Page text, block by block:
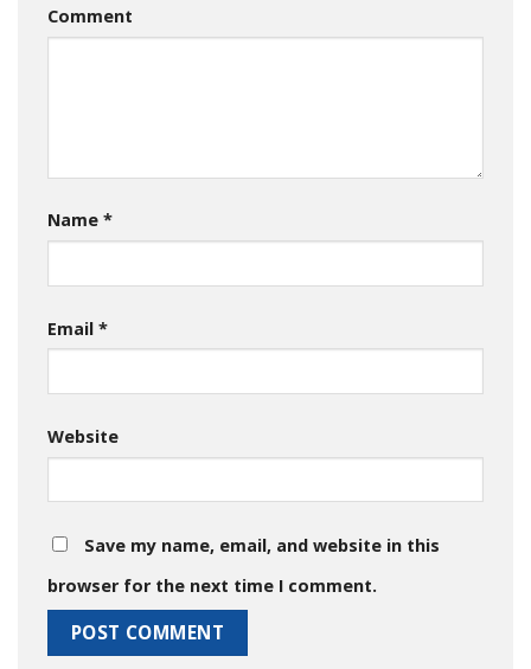
Comment
Name *
Email *
Website
Save my name, email, and website in this
browser for the next time I comment.